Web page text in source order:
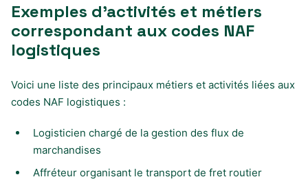
Exemples d’activités et métiers
correspondant aux codes NAF
logistiques
Voici une liste des principaux métiers et activités liées aux
codes NAF logistiques :
Logisticien chargé de la gestion des flux de
marchandises
Affréteur organisant le transport de fret routier